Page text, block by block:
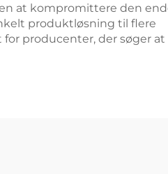
at kompromittere den
produktløsning til flere
producenter, der søger at